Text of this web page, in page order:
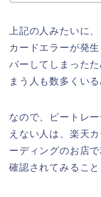
上記の人みたいに
カードエラーが発
バーしてしまった
まう人も数多くいる
なので、ビートレ
えない人は、楽天
ーディングのお店
確認されてみるこ